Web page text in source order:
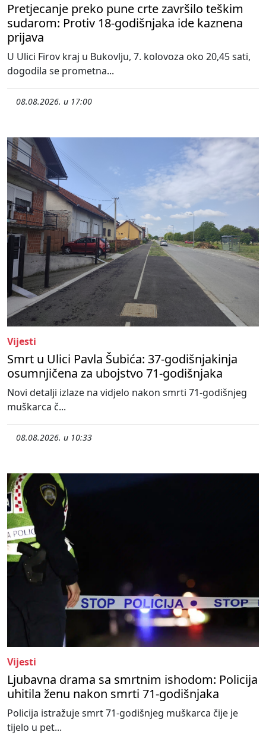
Pretjecanje preko pune crte završilo teškim
sudarom: Protiv 18-godišnjaka ide kaznena
prijava
U Ulici Firov kraj u Bukovlju, 7. kolovoza oko 20,45 sati,
dogodila se prometna...
08.08.2026. u 17:00
Vijesti
Smrt u Ulici Pavla Šubića: 37-godišnjakinja
osumnjičena za ubojstvo 71-godišnjaka
Novi detalji izlaze na vidjelo nakon smrti 71-godišnjeg
muškarca č...
08.08.2026. u 10:33
Vijesti
Ljubavna drama sa smrtnim ishodom: Policija
uhitila ženu nakon smrti 71-godišnjaka
Policija istražuje smrt 71-godišnjeg muškarca čije je
tijelo u pet...